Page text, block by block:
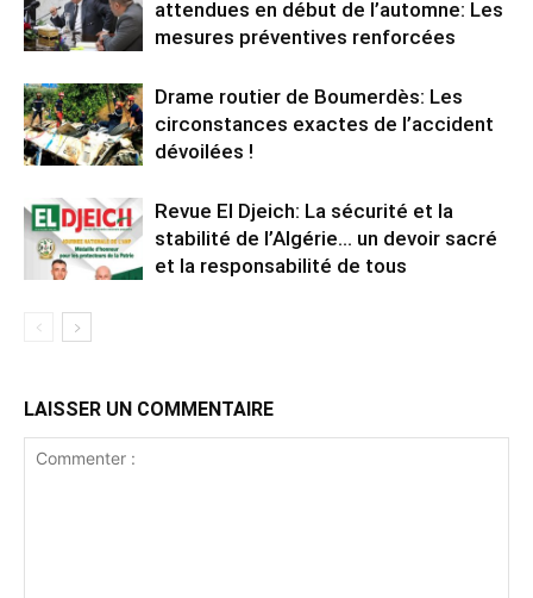
attendues en début de l’automne: Les
mesures préventives renforcées
Drame routier de Boumerdès: Les
circonstances exactes de l’accident
dévoilées !
Revue El Djeich: La sécurité et la
stabilité de l’Algérie… un devoir sacré
et la responsabilité de tous
LAISSER UN COMMENTAIRE